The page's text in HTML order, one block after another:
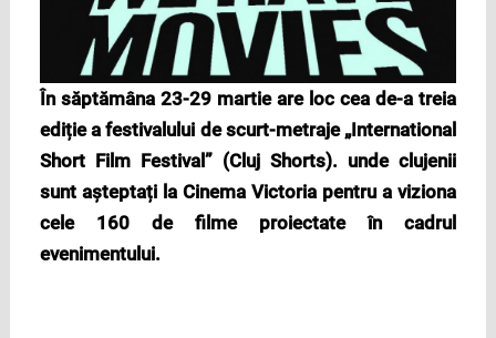
În săptămâna 23-29 martie are loc cea de-a treia
ediție a festivalului de scurt-metraje „International
Short Film Festival” (Cluj Shorts). unde clujenii
sunt așteptați la Cinema Victoria pentru a viziona
cele 160 de filme proiectate în cadrul
evenimentului.